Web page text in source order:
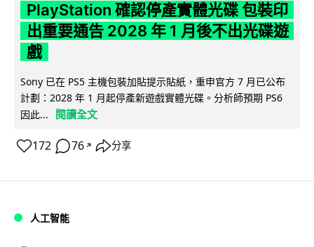
PlayStation 確認停產實體光碟 包裝印
出重要通告 2028 年 1 月後不出光碟遊
戲
Sony 已在 PS5 主機包裝加貼提示貼紙，重申官方 7 月已公布
計劃：2028 年 1 月起停產新遊戲實體光碟。分析師預期 PS6
因此...
閱讀全文
172 76 ↗ 分享
人工智能